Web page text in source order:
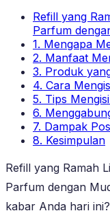
Refill yang
Parfum
1. Mengapa
2. Manfaat
3. Produk
4. Cara
5. Tips
6.
7. Dampak
8. Kesimpulan
Refill yang Ramah
Parfum dengan
kabar Anda hari